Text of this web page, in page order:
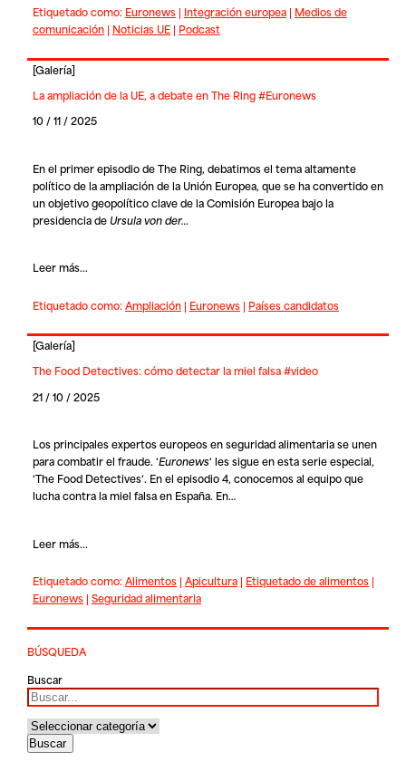
Etiquetado como: Euronews| Integración europea| Medios de
comunicación| Noticias UE| Podcast
[Galería]
La ampliación de la UE, a debate en The Ring #Euronews
10 / 11 / 2025
En el primer episodio deThe Ring, debatimos el tema altamente
político de la ampliación de la Unión Europea, que se ha convertido en
un objetivo geopolítico clave de la Comisión Europea bajo la
presidencia de Ursula von der…
Leer más...
Etiquetado como:Ampliación| Euronews| Países candidatos
[Galería]
The Food Detectives: cómo detectar la miel falsa #video
21 / 10 / 2025
Los principales expertos europeos en seguridad alimentaria se unen
para combatir el fraude. ‘Euronews‘ les sigue en esta serie especial,
‘The Food Detectives‘. En el episodio 4, conocemos al equipo que
lucha contra la miel falsa en España. En…
Leer más...
Etiquetado como:Alimentos| Apicultura| Etiquetado de alimentos|
Euronews| Seguridad alimentaria
BÚSQUEDA
Buscar